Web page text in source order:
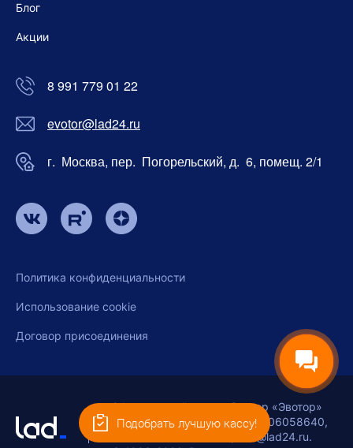
Блог
Акции
8 991 779 01 22
evotor@lad24.ru
г. Москва, пер. Погорельский, д. 6, помещ. 2/1
Политика конфиденциальности
Использование cookie
Договор присоединения
Официальный дистрибьютор «Эвотор»
ООО «ЛАД-КАССЫ», ИНН 9706058640,
ОГРН 1257700420295, info@lad24.ru.
Подобрать лучшую кассу!